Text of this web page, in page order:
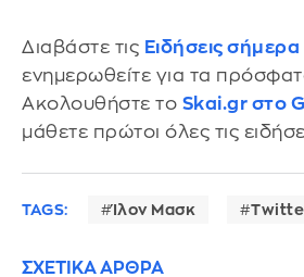
Διαβάστε τις Ειδήσεις σήμερα
ενημερωθείτε για τα
Ακολουθήστε το Skai.gr στο
μάθετε πρώτοι όλες τις
TAGS: Ίλον Μασκ
ΣΧΕΤΙΚΑ ΑΡΘΡΑ